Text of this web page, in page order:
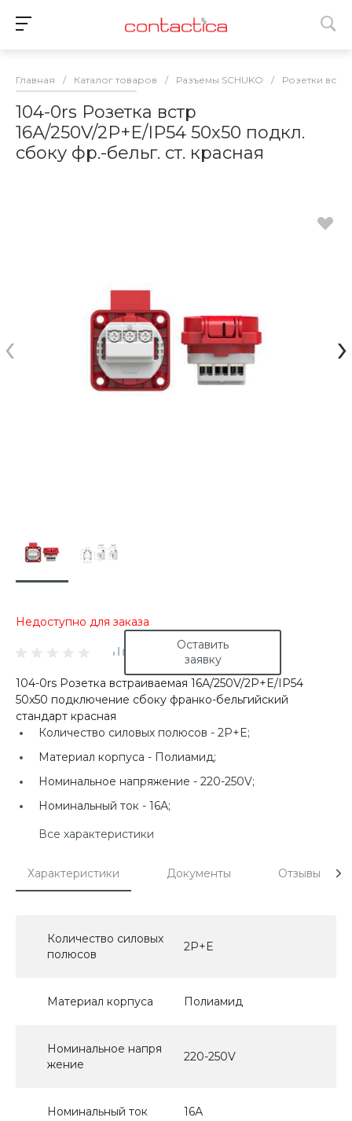
Главная / Каталог товаров / Разъемы SCHUKO / Розетки
104-0rs Розетка встр
16А/250V/2P+E/IP54 50x50 подкл.
сбоку фр.-бельг. ст. красная
‹ ›
Недоступно для заказа
Оставить
заявку
104-0rs Розетка встраиваемая 16А/250V/2P+E/IP54
50x50 подключение сбоку франко-бельгийский
стандарт красная
Количество силовых полюсов - 2P+E;
Материал корпуса - Полиамид;
Номинальное напряжение - 220-250V;
Номинальный ток - 16А;
Все характеристики
Характеристики Документы Отзывы
Количество силовых
полюсов
2P+E
Материал корпуса Полиамид
Номинальное напря
жение
220-250V
Номинальный ток 16А